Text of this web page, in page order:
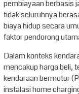
pembiayaan berbasis
tidak seluruhnya
biaya hidup secara
faktor pendorong
Dalam konteks
mencakup harga beli,
kendaraan bermotor
instalasi home